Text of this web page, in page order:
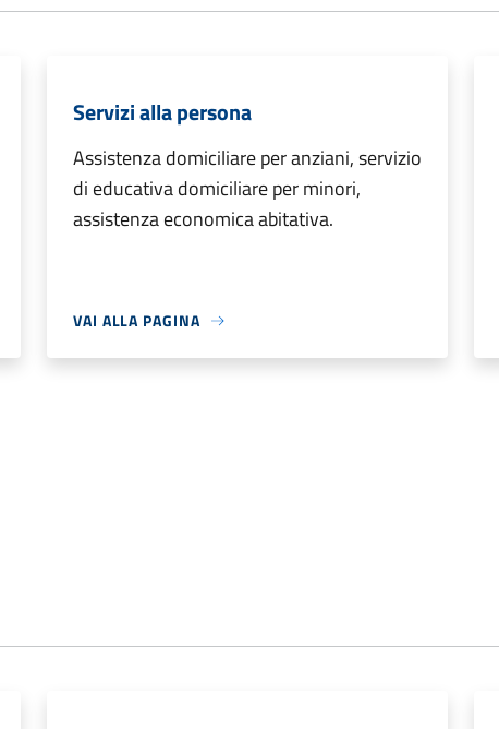
Servizi alla persona
Assistenza domiciliare per anziani, servizio
di educativa domiciliare per minori,
assistenza economica abitativa.
VAI ALLA PAGINA